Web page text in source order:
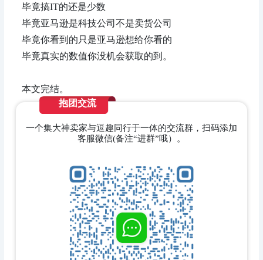
毕竟搞IT的还是少数
毕竟亚马逊是科技公司不是卖货公司
毕竟你看到的只是亚马逊想给你看的
毕竟真实的数值你没机会获取的到。
本文完结。
抱团交流
一个集大神卖家与逗趣同行于一体的交流群，扫码添加
客服微信(备注“进群”哦）。